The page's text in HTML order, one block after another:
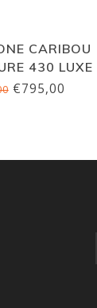
CARIBOU
430 LUXE
€795,00